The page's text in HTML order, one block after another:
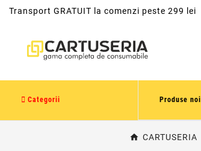
Transport GRATUIT la comenzi peste 299 lei
Categorii Produse noi
CARTUSERIA